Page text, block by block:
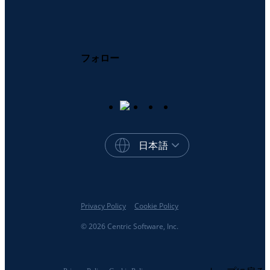
フォロー
日本語
© 2026 Centric Software, Inc.
Privacy Policy Cookie Policy